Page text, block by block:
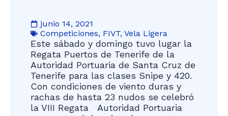
junio 14, 2021
Competiciones, FIVT, Vela Ligera
Este sábado y domingo tuvo lugar la
Regata Puertos de Tenerife de la
Autoridad Portuaria de Santa Cruz de
Tenerife para las clases Snipe y 420.
Con condiciones de viento duras y
rachas de hasta 23 nudos se celebró
la VIII Regata Autoridad Portuaria